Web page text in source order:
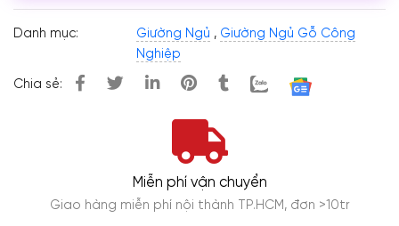
Danh mục: Giường Ngủ , Giường Ngủ Gỗ Công
Nghiệp
Chia sẻ:
Miễn phí vận chuyển
Giao hàng miễn phí nội thành TP.HCM, đơn >10tr